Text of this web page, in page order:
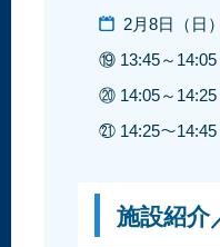
2月8日（日
⑲ 13:45～14:05
⑳ 14:05～14:25
㉑ 14:25～14:45
施設紹介